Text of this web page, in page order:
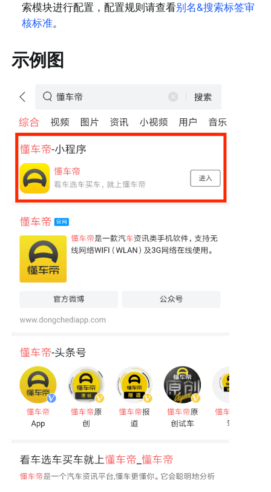
索模块进行配置，配置规则请查看别名&搜索标签审
核标准。
示例图